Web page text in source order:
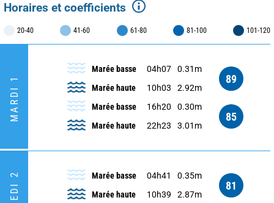
Horaires et coefficients
20-40 41-60 61-80 81-100 101-120
MARDI 1
Marée basse 04h07
0.31m
Marée haute
10h03 2.92m
89
Marée basse 16h20
0.30m
Marée haute
22h23 3.01m
85
Marée basse 04h41
0.35m
Marée haute
10h39 2.87m
81